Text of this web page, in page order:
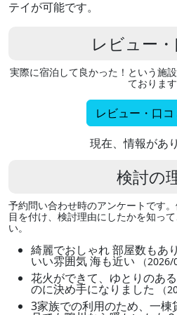
テイが可能です。
レビュー・
実際に宿泊して良かった！という施
ております
レビュー・口
現在、情報があ
検討の
予約問い合わせ時のアンケートです
目を付け、検討理由にしたかを知っ
い。
綺麗でおしゃれ 部屋数もあ
いい雰囲気 海も近い （2026/
花火ができて、ゆとりのあ
のに決め手になりました （
3家族での利用のため、一